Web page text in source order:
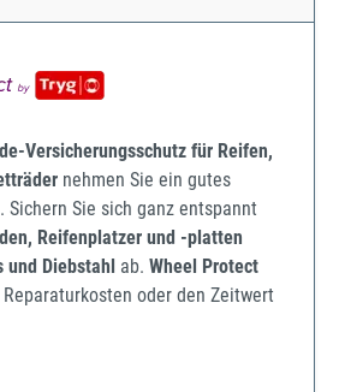
Versicherungsschutz für Reifen,
nehmen Sie ein gutes
Sichern Sie sich ganz entspannt
Reifenplatzer und -platten
und Diebstahl ab. Wheel Protect
oder den Zeitwert